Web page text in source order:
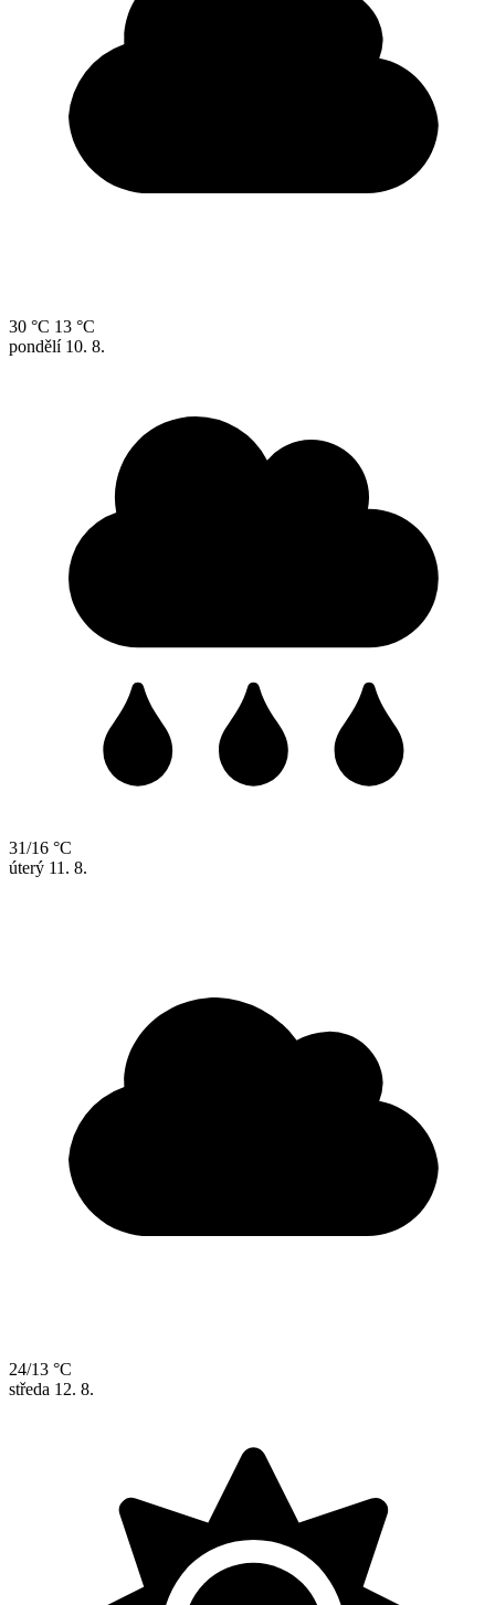
30 °C 13 °C
pondělí 10. 8.
31/16 °C
úterý 11. 8.
24/13 °C
středa 12. 8.